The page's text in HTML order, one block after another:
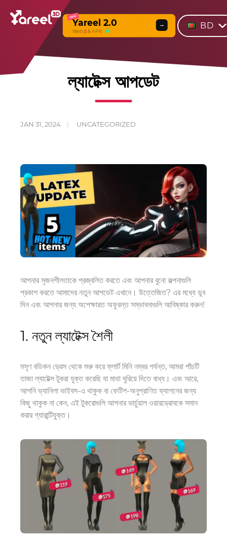
NEW
Yareel 2.0
Webβ & APK
→ BD
ল্যাটেক্স আপডেট
JAN 31, 2024 UNCATEGORIZED
আপনার সৃজনশীলতাকে প্রজ্বলিত করতে এবং আপনার বুনো কল্পনাগুলি
প্রকাশ করতে আমাদের নতুন আপডেট এখানে। উত্তেজিত? এর মধ্যে ডুব
দিন এবং আপনার জন্য অপেক্ষারত অফুরন্ত সম্ভাবনাগুলি আবিষ্কার করুন!
1. নতুন ল্যাটেক্স শৈলী
মসৃণ বডিকন ড্রেস থেকে শুরু করে ফ্লার্ট মিনি নম্বর পর্যন্ত, আমরা পাঁচটি
তাজা ল্যাটেক্স টুকরা যুক্ত করেছি যা মাথা ঘুরিয়ে দিতে বাধ্য। এবং আরে,
আপনি ভ্যানিলা ভাইবস-এ থাকুক বা ফেটিশ-অনুপ্রাণিত ফ্যাশনের জন্য
কিছু থাকুক না কেন, এই টুকরোগুলি আপনার ভার্চুয়াল ওয়ারড্রোবকে সমান
করার গ্যারান্টিযুক্ত।